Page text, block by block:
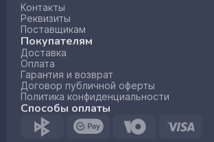
Контакты
Реквизиты
Поставщикам
Покупателям
Доставка
Оплата
Гарантия и возврат
Договор публичной оферты
Политика конфиденциальности
Способы оплаты